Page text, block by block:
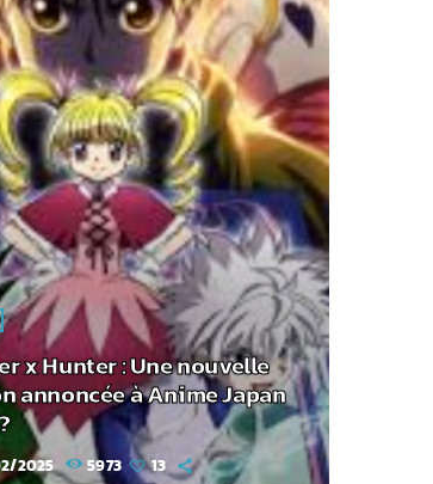
x Hunter : Une nouvelle
annoncée à Anime Japan
2025 5973 13